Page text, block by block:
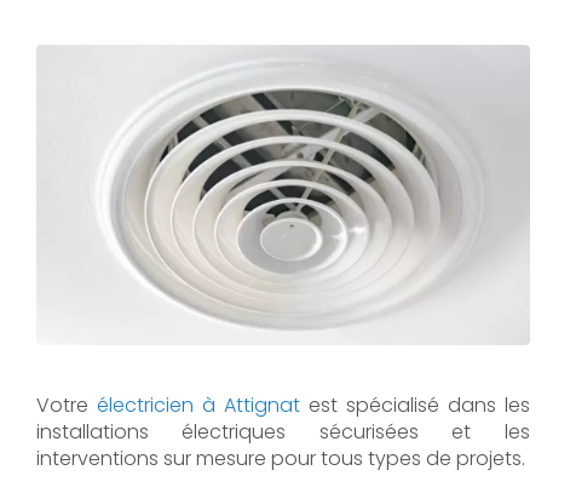
Votre électricien à Attignat est spécialisé dans les
installations électriques sécurisées et les
interventions sur mesure pour tous types de projets.